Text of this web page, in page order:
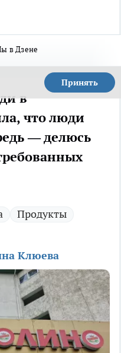
в Дзене
Принять
в
что люди
— делюсь
Продукты
Клюева